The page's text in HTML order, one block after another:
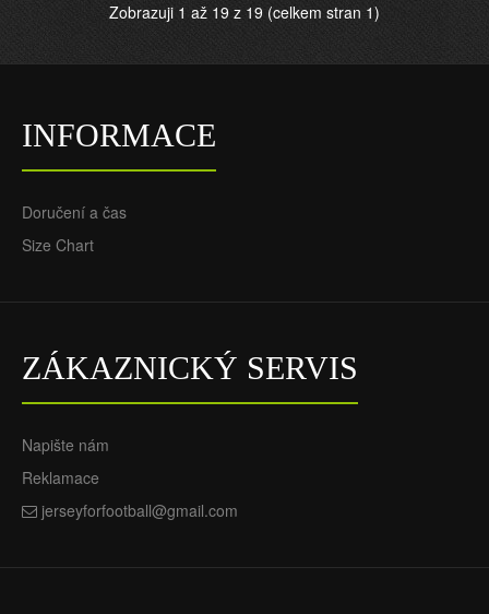
Švédsko Hostující 2022
70,55€ 29,88€
Zobrazuji 1 až 19 z 19 (celkem stran 1)
INFORMACE
Doručení a čas
Size Chart
ZÁKAZNICKÝ SERVIS
Napište nám
Reklamace
jerseyforfootball@gmail.com